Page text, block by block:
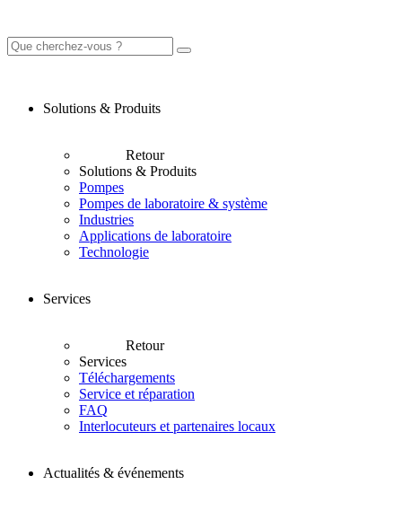
Solutions & Produits
Retour
Solutions & Produits
Pompes
Pompes de laboratoire & système
Industries
Applications de laboratoire
Technologie
Services
Retour
Services
Téléchargements
Service et réparation
FAQ
Interlocuteurs et partenaires locaux
Actualités & événements